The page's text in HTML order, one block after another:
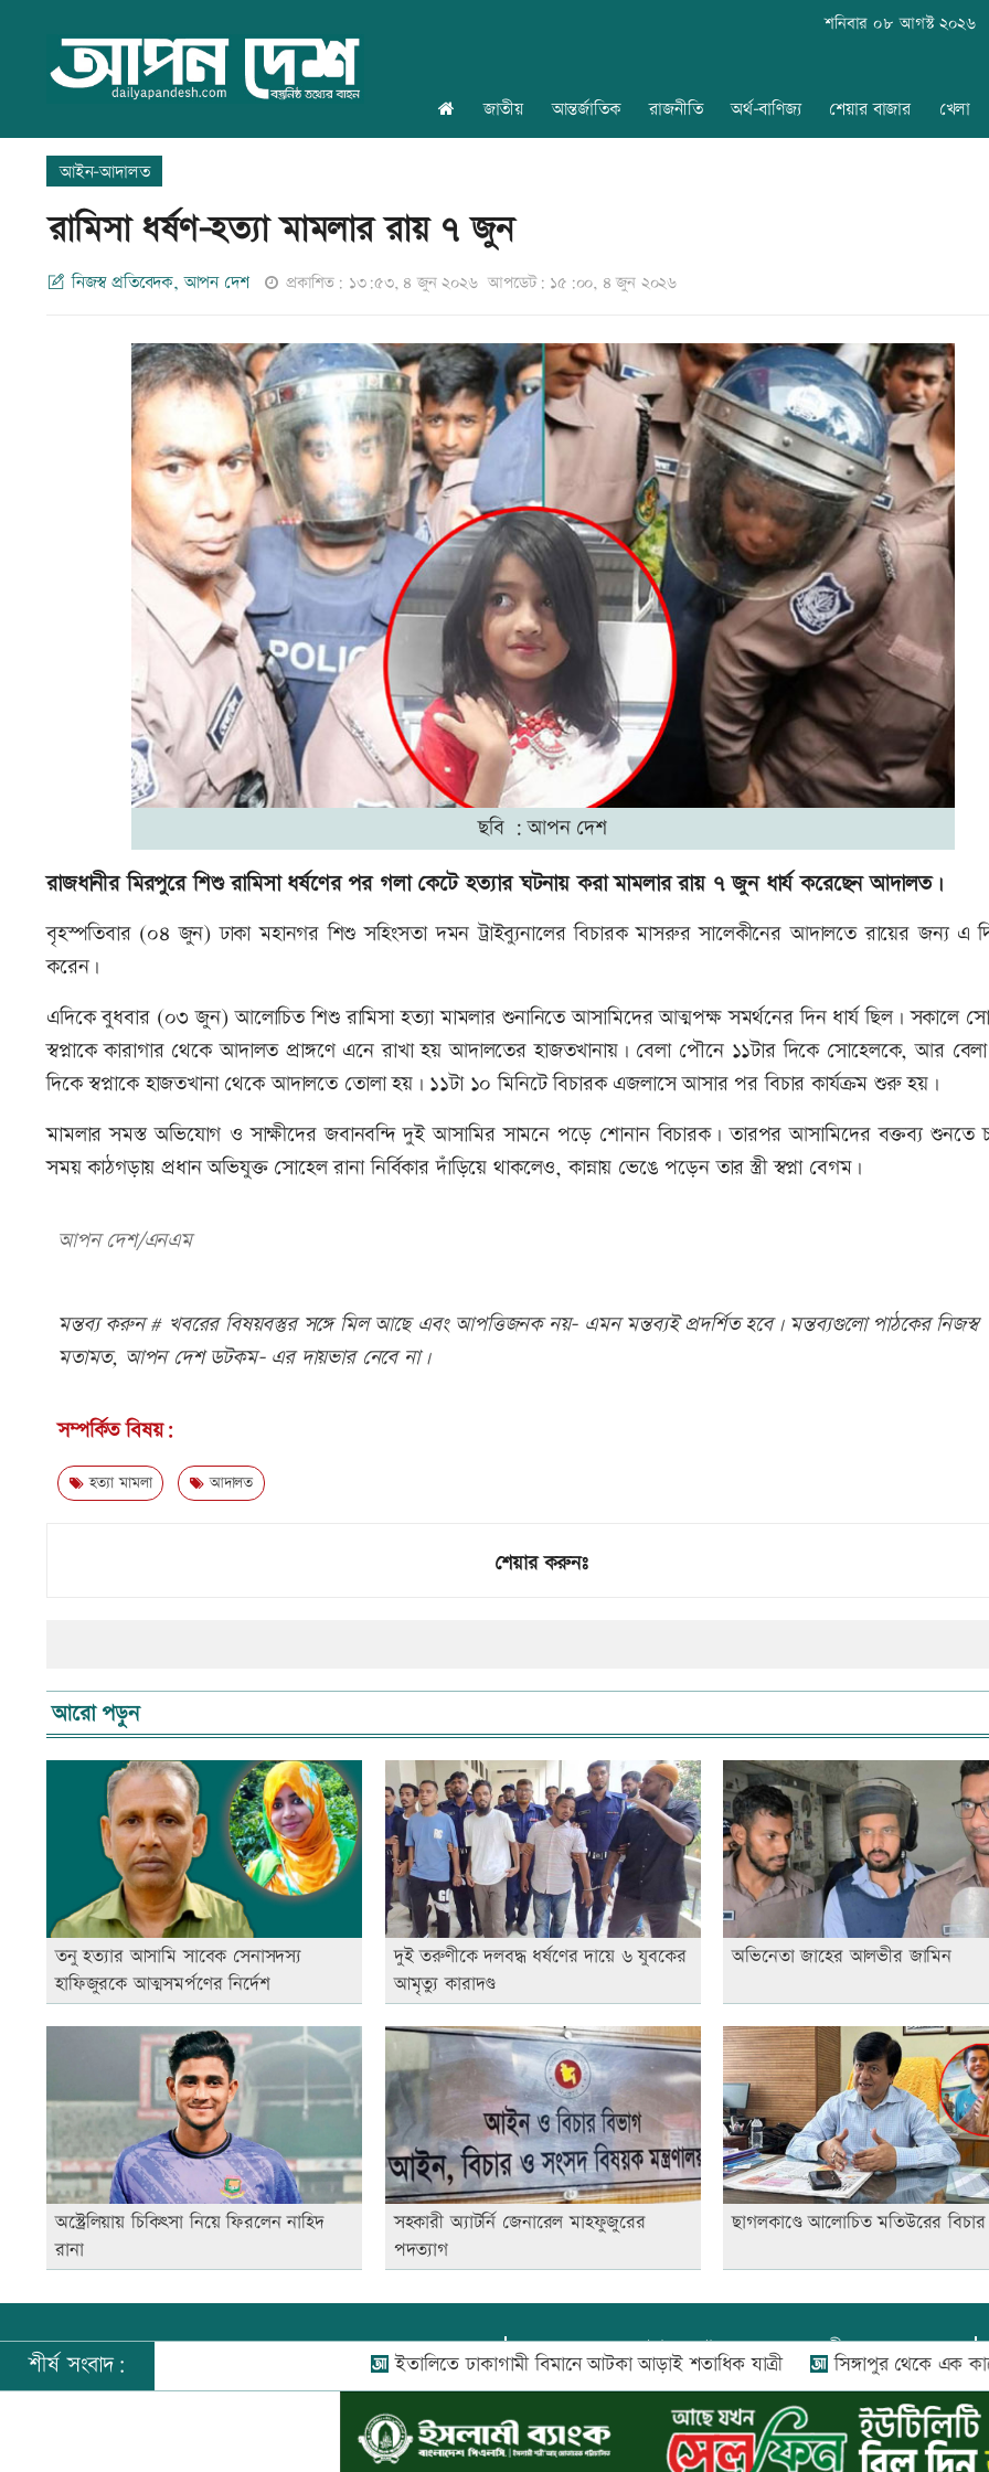
শনিবার ০৮ আগস্ট ২০২৬
জাতীয় আন্তর্জাতিক রাজনীতি অর্থ-বাণিজ্য শেয়ার বাজার খেলা
আইন-আদালত
রামিসা ধর্ষণ-হত্যা মামলার রায় ৭ জুন
নিজস্ব প্রতিবেদক, আপন দেশ প্রকাশিত: ১৩:৫৩, ৪ জুন ২০২৬ আপডেট: ১৫:০০, ৪ জুন ২০২৬
ছবি : আপন দেশ
রাজধানীর মিরপুরে শিশু রামিসা ধর্ষণের পর গলা কেটে হত্যার ঘটনায় করা মামলার রায় ৭ জুন ধার্য করেছেন আদালত।
বৃহস্পতিবার (০৪ জুন) ঢাকা মহানগর শিশু সহিংসতা দমন ট্রাইব্যুনালের বিচারক মাসরুর সালেকীনের আদালতে রায়ের জন্য এ
করেন।
এদিকে বুধবার (০৩ জুন) আলোচিত শিশু রামিসা হত্যা মামলার শুনানিতে আসামিদের আত্মপক্ষ সমর্থনের দিন ধার্য ছিল। সকালে
স্বপ্নাকে কারাগার থেকে আদালত প্রাঙ্গণে এনে রাখা হয় আদালতের হাজতখানায়। বেলা পৌনে ১১টার দিকে সোহেলকে, আর
দিকে স্বপ্নাকে হাজতখানা থেকে আদালতে তোলা হয়। ১১টা ১০ মিনিটে বিচারক এজলাসে আসার পর বিচার কার্যক্রম শুরু হয়।
মামলার সমস্ত অভিযোগ ও সাক্ষীদের জবানবন্দি দুই আসামির সামনে পড়ে শোনান বিচারক। তারপর আসামিদের বক্তব্য শুনতে
সময় কাঠগড়ায় প্রধান অভিযুক্ত সোহেল রানা নির্বিকার দাঁড়িয়ে থাকলেও, কান্নায় ভেঙে পড়েন তার স্ত্রী স্বপ্না বেগম।
আপন দেশ/এনএম
মন্তব্য করুন # খবরের বিষয়বস্তুর সঙ্গে মিল আছে এবং আপত্তিজনক নয়- এমন মন্তব্যই প্রদর্শিত হবে। মন্তব্যগুলো পাঠকের নিজস্ব
মতামত, আপন দেশ ডটকম- এর দায়ভার নেবে না।
সম্পর্কিত বিষয়:
হত্যা মামলা আদালত
শেয়ার করুনঃ
আরো পড়ুন
তনু হত্যার আসামি সাবেক সেনাসদস্য
হাফিজুরকে আত্মসমর্পণের নির্দেশ
দুই তরুণীকে দলবদ্ধ ধর্ষণের দায়ে ৬ যুবকের
আমৃত্যু কারাদণ্ড
অভিনেতা জাহের আলভীর জামিন
অস্ট্রেলিয়ায় চিকিৎসা নিয়ে ফিরলেন নাহিদ
রানা
সহকারী অ্যাটর্নি জেনারেল মাহফুজুরের
পদত্যাগ
ছাগলকাণ্ডে আলোচিত মতিউরের
প্রধান সম্পাদক:আফজাল বারী
প্রোমিতা আফরিন কর্তৃক সম্পাদিত ও প্রকাশিত
সি-৫০১, ৬ষ্ঠতলা, আল রাজী কমপ্লেক্স, ১৬৬-১৬৭
শহীদ সৈয়দ নজরুল ইসলাম সরণি, পুরানা পল্টন, ঢাকা-১০০০
শীর্ষ সংবাদ: ইতালিতে ঢাকাগামী বিমানে আটকা আড়াই শতাধিক যাত্রী সিঙ্গাপুর থেকে এক কার্গো